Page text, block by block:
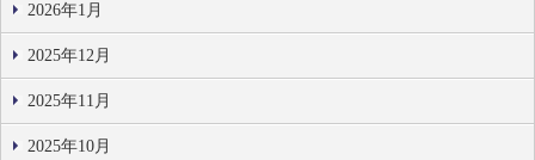
2026年1月
2025年12月
2025年11月
2025年10月